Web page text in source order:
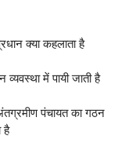
क्या कहलाता है
में पायी जाती है
पंचायत का गठन
है